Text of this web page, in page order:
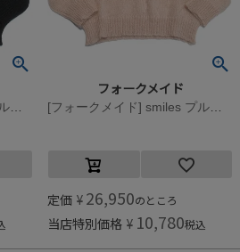
[フォークメイド] smiles プルオーバー ブラック×ホワイト
フォークメイド
[フォークメイド] smiles プルオーバー ピンク×グリーン
定価 ¥ 26,950のところ
当店特別価格 ¥ 10,780税込